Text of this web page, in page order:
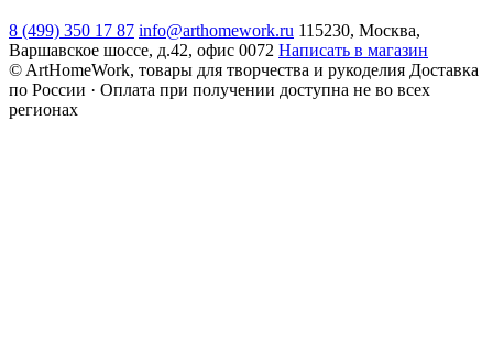
8 (499) 350 17 87 info@arthomework.ru 115230, Москва,
Варшавское шоссе, д.42, офис 0072 Написать в магазин
© ArtHomeWork, товары для творчества и рукоделия Доставка
по России · Оплата при получении доступна не во всех
регионах